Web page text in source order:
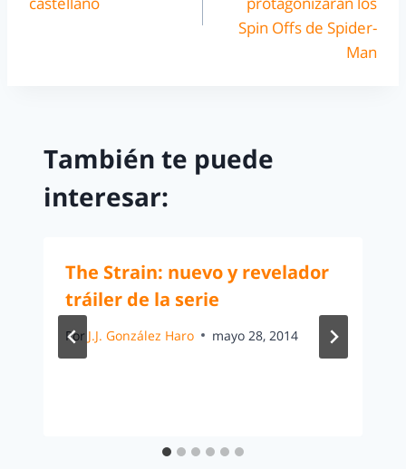
Spin Offs de Spider-
Man
También te puede
interesar:
The Strain: nuevo y revelador
tráiler de la serie
Por J.J. González Haro mayo 28, 2014